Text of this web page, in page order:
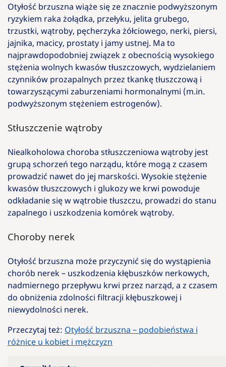
Otyłość brzuszna wiąże się ze znacznie podwyższonym
ryzykiem raka żołądka, przełyku, jelita grubego,
trzustki, wątroby, pęcherzyka żółciowego, nerki, piersi,
jajnika, macicy, prostaty i jamy ustnej. Ma to
najprawdopodobniej związek z obecnością wysokiego
stężenia wolnych kwasów tłuszczowych, wydzielaniem
czynników prozapalnych przez tkankę tłuszczową i
towarzyszącymi zaburzeniami hormonalnymi (m.in.
podwyższonym stężeniem estrogenów).
Stłuszczenie wątroby
Niealkoholowa choroba stłuszczeniowa wątroby jest
grupą schorzeń tego narządu, które mogą z czasem
prowadzić nawet do jej marskości. Wysokie stężenie
kwasów tłuszczowych i glukozy we krwi powoduje
odkładanie się w wątrobie tłuszczu, prowadzi do stanu
zapalnego i uszkodzenia komórek wątroby.
Choroby nerek
Otyłość brzuszna może przyczynić się do wystąpienia
chorób nerek – uszkodzenia kłębuszków nerkowych,
nadmiernego przepływu krwi przez narząd, a z czasem
do obniżenia zdolności filtracji kłębuszkowej i
niewydolności nerek.
Przeczytaj też: Otyłość brzuszna – podobieństwa i
różnice u kobiet i mężczyzn